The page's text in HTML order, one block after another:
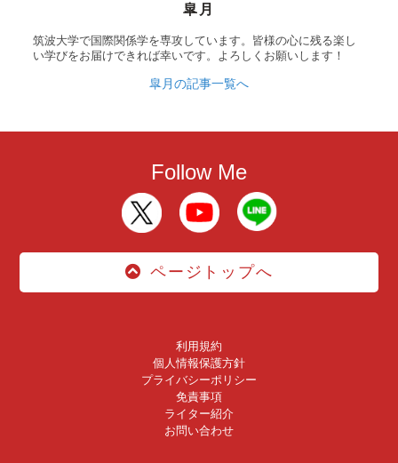
皐月
筑波大学で国際関係学を専攻しています。皆様の心に残る楽し
い学びをお届けできれば幸いです。よろしくお願いします！
皐月の記事一覧へ
Follow Me
ページトップへ
利用規約
個人情報保護方針
プライバシーポリシー
免責事項
ライター紹介
お問い合わせ